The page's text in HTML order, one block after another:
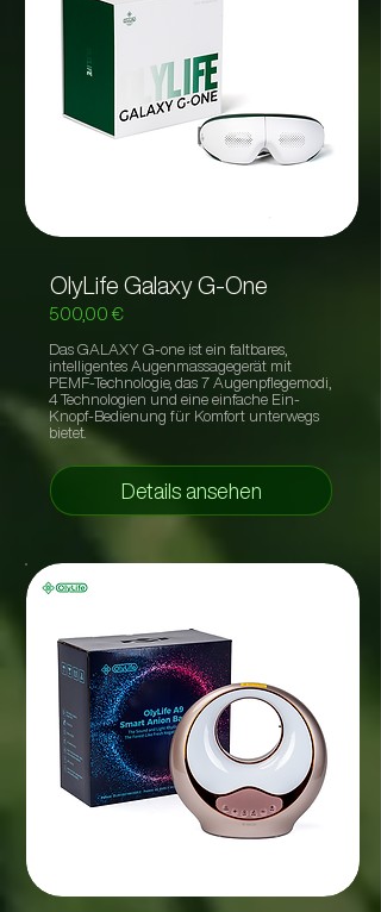
OlyLife Galaxy G-One
500,00 €
Das GALAXY G-one ist ein faltbares,
intelligentes Augenmassagegerät mit
PEMF-Technologie, das 7 Augenpflegemodi,
4 Technologien und eine einfache Ein-
Knopf-Bedienung für Komfort unterwegs
bietet.
Details ansehen